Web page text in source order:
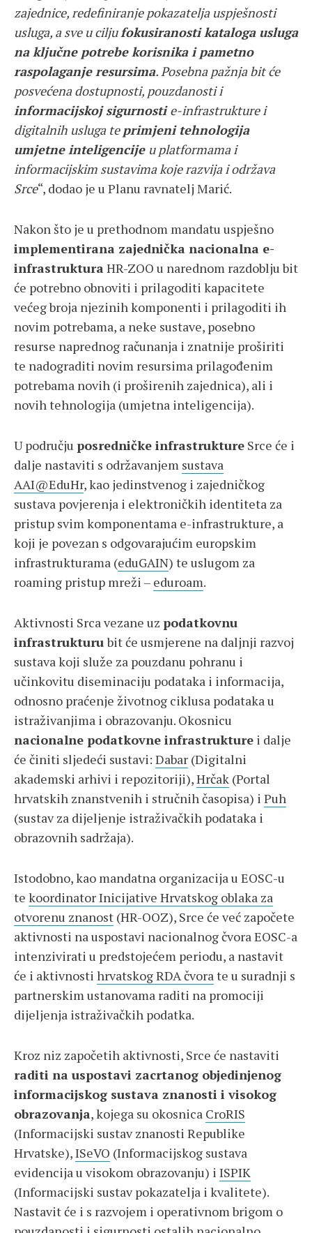
zajednice, redefiniranje pokazatelja uspješnosti
usluga, a sve u ciljufokusiranosti kataloga usluga
na ključne potrebe korisnika i pametno
raspolaganje resursima. Posebna pažnja bit će
posvećena dostupnosti, pouzdanosti i
informacijskoj sigurnostie-infrastrukture i
digitalnih usluga teprimjeni tehnologija
umjetne inteligencije u platformama i
informacijskim sustavima koje razvija i održava
Srce“, dodao je u Planu ravnatelj Marić.
Nakon što je u prethodnom mandatu uspješno
implementirana zajednička nacionalna e-
infrastruktura HR-ZOO u narednom razdoblju bit
će potrebno obnoviti i prilagoditi kapacitete
većeg broja njezinih komponenti i prilagoditi ih
novim potrebama, a neke sustave, posebno
resurse naprednog računanja i znatnije proširiti
te nadograditi novim resursima prilagođenim
potrebama novih (i proširenih zajednica), ali i
novih tehnologija (umjetna inteligencija).
U području posredničke infrastrukture Srce će i
dalje nastaviti s održavanjem sustava
AAI@EduHr, kao jedinstvenog i zajedničkog
sustava povjerenja i elektroničkih identiteta za
pristup svim komponentama e-infrastrukture, a
koji je povezan s odgovarajućim europskim
infrastrukturama (eduGAIN) te uslugom za
roaming pristup mreži – eduroam.
Aktivnosti Srca vezane uz podatkovnu
infrastrukturubit će usmjerene na daljnji razvoj
sustava koji služe za pouzdanu pohranu i
učinkovitu diseminaciju podataka i informacija,
odnosno praćenje životnog ciklusa podataka u
istraživanjima i obrazovanju. Okosnicu
nacionalne podatkovne infrastrukture i dalje
će činiti sljedeći sustavi: Dabar (Digitalni
akademski arhivi i repozitoriji),Hrčak (Portal
hrvatskih znanstvenih i stručnih časopisa) i Puh
(sustav za dijeljenje istraživačkih podataka i
obrazovnih sadržaja).
Istodobno, kao mandatna organizacija u EOSC-u
te koordinator Inicijative Hrvatskog oblaka za
otvorenu znanost (HR-OOZ), Srce će već započete
aktivnosti na uspostavi nacionalnog čvora EOSC-a
intenzivirati u predstojećem periodu, a nastavit
će i aktivnosti hrvatskog RDA čvorate u suradnji s
partnerskim ustanovama raditi na promociji
dijeljenja istraživačkih podatka.
Kroz niz započetih aktivnosti, Srce će nastaviti
raditi na uspostavi zacrtanog objedinjenog
informacijskog sustava znanosti i visokog
obrazovanja, kojega su okosnica CroRIS
(Informacijski sustav znanosti Republike
Hrvatske),ISeVO (Informacijskog sustava
evidencija u visokom obrazovanju) i ISPIK
(Informacijski sustav pokazatelja i kvalitete).
Nastavit će i s razvojem i operativnom brigom o